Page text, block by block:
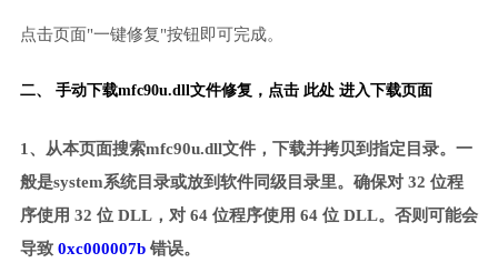
点击页面"一键修复"按钮即可完成。
二、 手动下载mfc90u.dll文件修复， 点击 此处 进入下载页面
1、从本页面搜索mfc90u.dll文件，下载并拷贝到指定目录。一
般是system系统目录或放到软件同级目录里。确保对 32 位程
序使用 32 位 DLL，对 64 位程序使用 64 位 DLL。否则可能会
导致 0xc000007b错误。